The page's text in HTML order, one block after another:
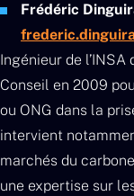
Frédéric
Ingénieur de
Conseil en 2009
ou ONG dans la
intervient
marchés du
une expertise sur